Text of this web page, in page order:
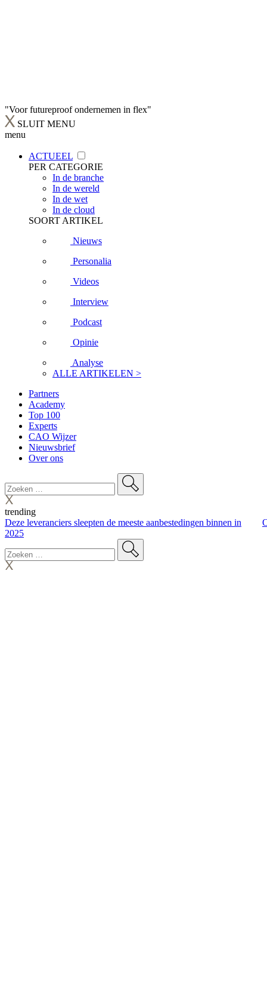
"Voor futureproof ondernemen in flex"
SLUIT MENU
menu
ACTUEEL
PER CATEGORIE
In de branche
In de wereld
In de wet
In de cloud
SOORT ARTIKEL
Nieuws
Personalia
Videos
Interview
Podcast
Opinie
Analyse
ALLE ARTIKELEN >
Partners
Academy
Top 100
Experts
CAO Wijzer
Nieuwsbrief
Over ons
trending
Deze leveranciers sleepten de meeste aanbestedingen binnen in
2025